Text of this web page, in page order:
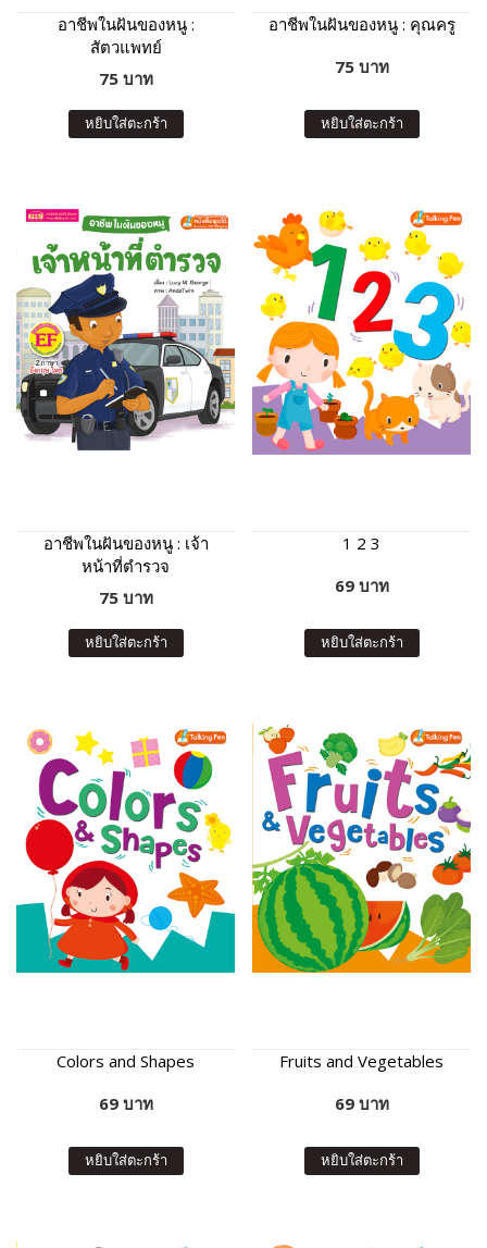
อาชีพในฝันของหนู :
สัตวแพทย์
75 บาท
หยิบใส่ตะกร้า
อาชีพในฝันของหนู : คุณครู
75 บาท
หยิบใส่ตะกร้า
อาชีพในฝันของหนู : เจ้า
หน้าที่ตำรวจ
75 บาท
หยิบใส่ตะกร้า
1 2 3
69 บาท
หยิบใส่ตะกร้า
Colors and Shapes
69 บาท
หยิบใส่ตะกร้า
Fruits and Vegetables
69 บาท
หยิบใส่ตะกร้า